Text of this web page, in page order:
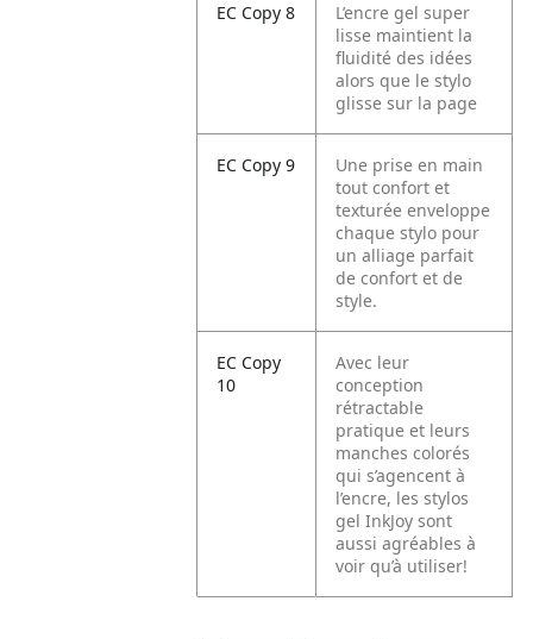
EC Copy 8
L’encre gel super
lisse maintient la
fluidité des idées
alors que le stylo
glisse sur la page
EC Copy 9
Une prise en main
tout confort et
texturée enveloppe
chaque stylo pour
un alliage parfait
de confort et de
style.
EC Copy
10
Avec leur
conception
rétractable
pratique et leurs
manches colorés
qui s’agencent à
l’encre, les stylos
gel InkJoy sont
aussi agréables à
voir qu’à utiliser!